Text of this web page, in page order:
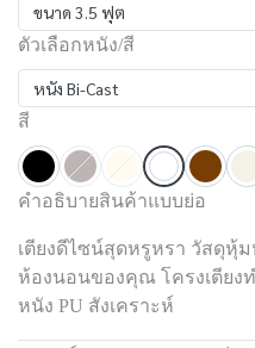
ขนาด 3.5 ฟุต
ตัวเลือกหนัง/สี
หนัง Bi-Cast
สี
คำอธิบายสินค้าแบบย่อ
เตียงดีไซน์สุดหรูหรา วัสดุหุ้
ห้องนอนของคุณ โครงเตียง
หนัง PU สังเคราะห์